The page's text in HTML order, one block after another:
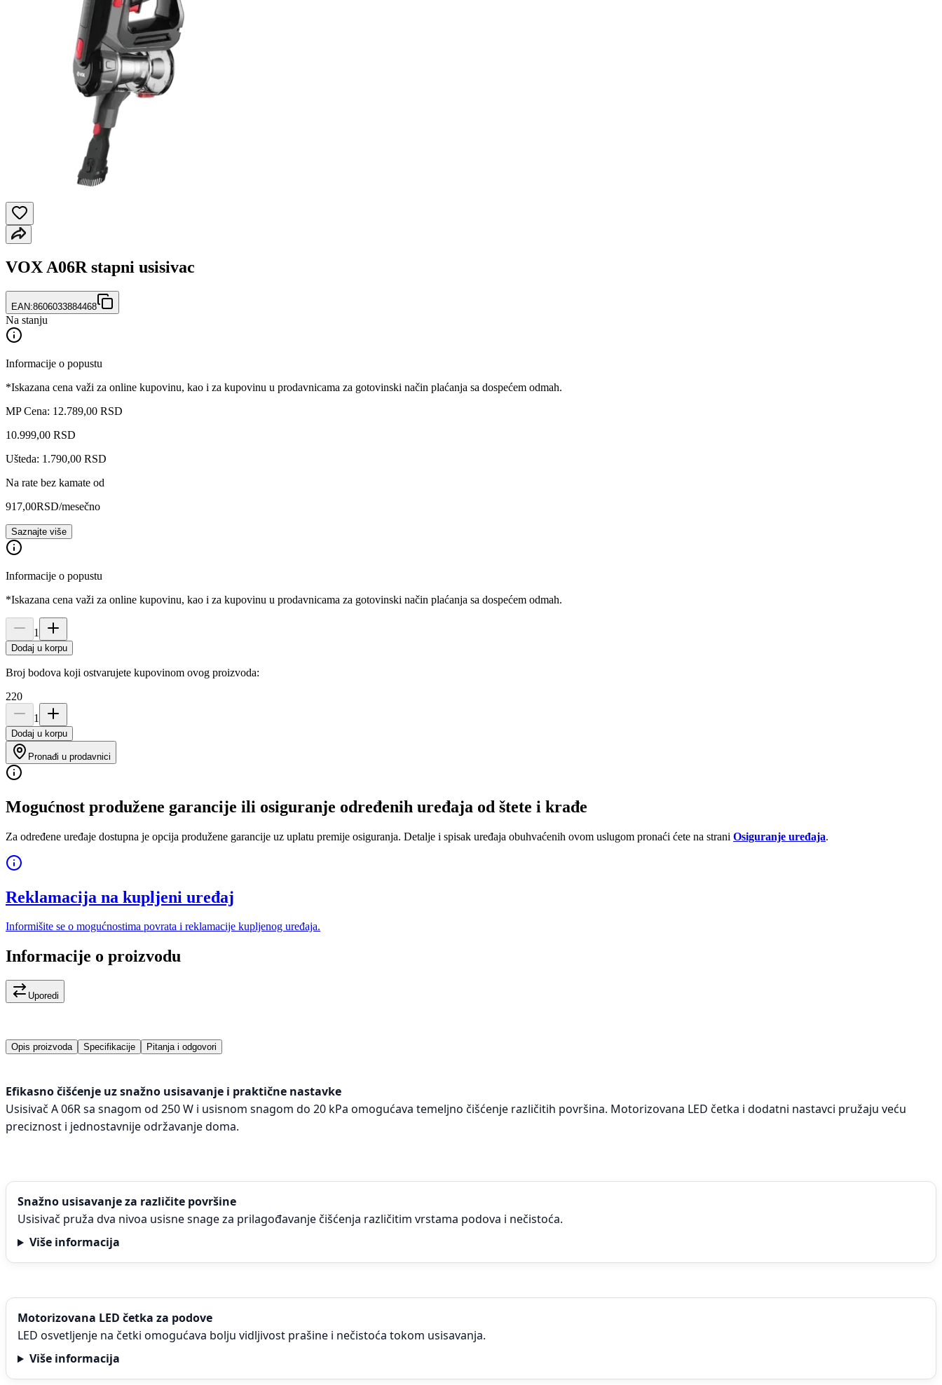
VOX A06R stapni usisivac
EAN:8606033884468
Na stanju
Informacije o popustu
*Iskazana cena važi za online kupovinu, kao i za kupovinu u prodavnicama za gotovinski način plaćanja sa dospećem odmah.
MP Cena: 12.789,00 RSD
10.999,00 RSD
Ušteda: 1.790,00 RSD
Na rate bez kamate od
917,00RSD/mesečno
Saznajte više
Informacije o popustu
*Iskazana cena važi za online kupovinu, kao i za kupovinu u prodavnicama za gotovinski način plaćanja sa dospećem odmah.
1
Dodaj u korpu
Broj bodova koji ostvarujete kupovinom ovog proizvoda:
220
1
Dodaj u korpu
Pronađi u prodavnici
Mogućnost produžene garancije ili osiguranje određenih uređaja od štete i krađe
Za određene uređaje dostupna je opcija produžene garancije uz uplatu premije osiguranja. Detalje i spisak uređaja obuhvaćenih ovom uslugom pronaći ćete na strani Osiguranje uređaja.
Reklamacija na kupljeni uređaj
Informišite se o mogućnostima povrata i reklamacije kupljenog uređaja.
Informacije o proizvodu
Uporedi
Opis proizvoda Specifikacije Pitanja i odgovori
Efikasno čišćenje uz snažno usisavanje i praktične nastavke
Usisivač A 06R sa snagom od 250 W i usisnom snagom do 20 kPa omogućava temeljno čišćenje različitih površina. Motorizovana LED četka i dodatni nastavci pružaju veću
preciznost i jednostavnije održavanje doma.
Snažno usisavanje za različite površine
Usisivač pruža dva nivoa usisne snage za prilagođavanje čišćenja različitim vrstama podova i nečistoća.
Više informacija
Motorizovana LED četka za podove
LED osvetljenje na četki omogućava bolju vidljivost prašine i nečistoća tokom usisavanja.
Više informacija